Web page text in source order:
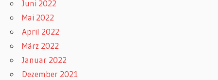
Juni 2022
Mai 2022
April 2022
März 2022
Januar 2022
Dezember 2021